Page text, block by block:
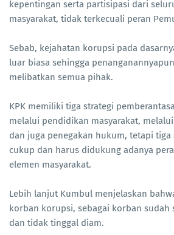
kepentingan serta partisipasi dari
masyarakat, tidak terkecuali peran
Sebab, kejahatan korupsi pada
luar biasa sehingga
melibatkan semua pihak.
KPK memiliki tiga strategi
melalui pendidikan masyarakat,
dan juga penegakan hukum, tetapi
cukup dan harus didukung adanya
elemen masyarakat.
Lebih lanjut Kumbul menjelaskan
korban korupsi, sebagai korban sudah
dan tidak tinggal diam.